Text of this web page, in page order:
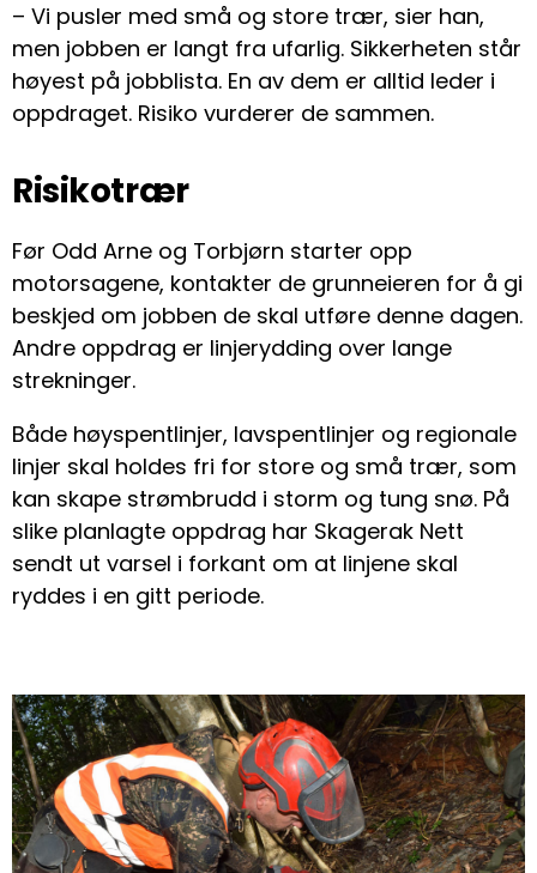
– Vi pusler med små og store trær, sier han,
men jobben er langt fra ufarlig. Sikkerheten står
høyest på jobblista. En av dem er alltid leder i
oppdraget. Risiko vurderer de sammen.
Risikotrær
Før Odd Arne og Torbjørn starter opp
motorsagene, kontakter de grunneieren for å gi
beskjed om jobben de skal utføre denne dagen.
Andre oppdrag er linjerydding over lange
strekninger.
Både høyspentlinjer, lavspentlinjer og regionale
linjer skal holdes fri for store og små trær, som
kan skape strømbrudd i storm og tung snø. På
slike planlagte oppdrag har Skagerak Nett
sendt ut varsel i forkant om at linjene skal
ryddes i en gitt periode.